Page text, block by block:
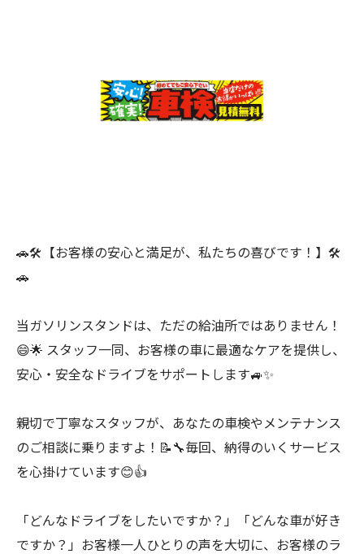
🚗🛠️【お客様の安心と満足が、私たちの喜びです！】🛠️
🚗
当ガソリンスタンドは、ただの給油所ではありません！
😄🌟 スタッフ一同、お客様の車に最適なケアを提供し、
安心・安全なドライブをサポートします🚙✨
親切で丁寧なスタッフが、あなたの車検やメンテナンス
のご相談に乗りますよ！📝🔧毎回、納得のいくサービス
を心掛けています😊👍
「どんなドライブをしたいですか？」「どんな車が好き
ですか？」お客様一人ひとりの声を大切に、お客様のラ